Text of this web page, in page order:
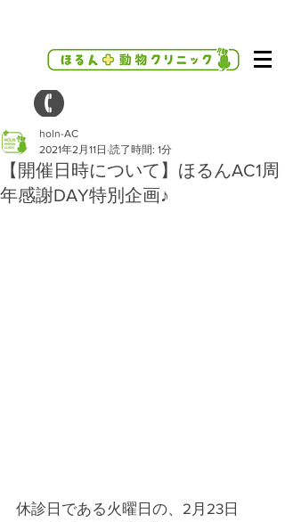
【開催日時について】ほるんAC1周
年感謝DAY特別企画♪
holn-AC
2021年2月11日 読了時間: 1分
休診日である火曜日の、2月23日